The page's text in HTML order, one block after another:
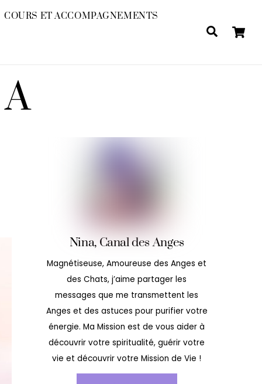
Search
COURS ET ACCOMPAGNEMENTS
Nina, Canal des Anges
Magnétiseuse, Amoureuse des Anges et
des Chats, j’aime partager les
messages que me transmettent les
Anges et des astuces pour purifier votre
énergie. Ma Mission est de vous aider à
découvrir votre spiritualité, guérir votre
vie et découvrir votre Mission de Vie !